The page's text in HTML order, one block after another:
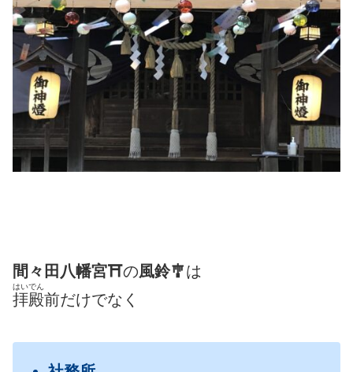
間々田八幡宮⛩の風鈴🎐は
拝殿
はいでん
前だけでなく